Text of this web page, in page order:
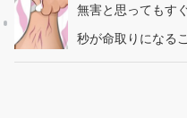
無害と思ってもす
秒が命取りになる